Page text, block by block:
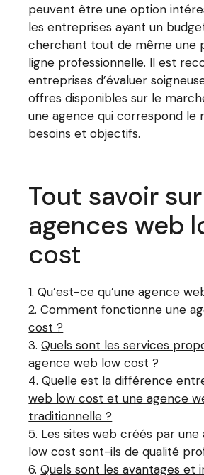
peuvent être une option
les entreprises ayant un
cherchant tout de même une
ligne professionnelle. Il est
entreprises d’évaluer
offres disponibles sur le
une agence qui correspond le
besoins et objectifs.
Tout savoir
agences web
cost
Qu’est-ce qu’une agence
Comment fonctionne une
cost ?
Quels sont les services
agence web low cost ?
Quelle est la différence
web low cost et une agence
traditionnelle ?
Les sites web créés par
low cost sont-ils de qualité
Quels sont les avantages et